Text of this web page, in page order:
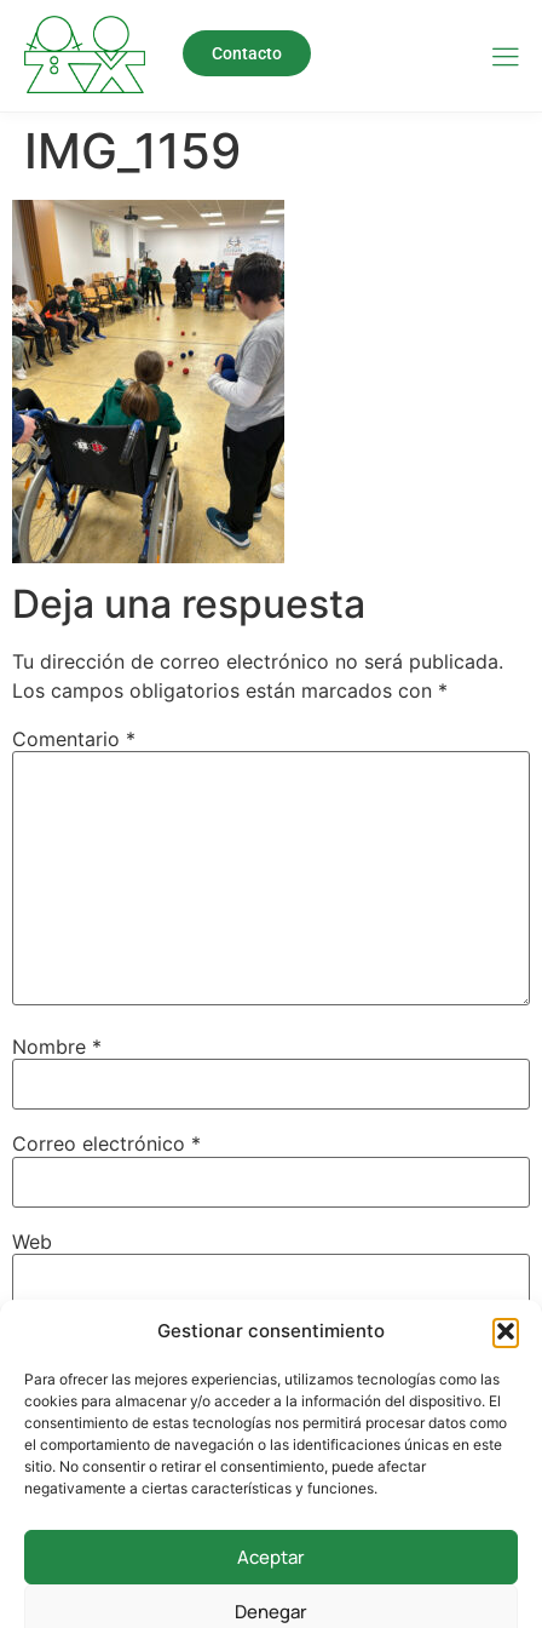
Gestionar consentimiento
Para ofrecer las mejores experiencias, utilizamos tecnologías como las
cookies para almacenar y/o acceder a la información del dispositivo. El
consentimiento de estas tecnologías nos permitirá procesar datos como
el comportamiento de navegación o las identificaciones únicas en este
sitio. No consentir o retirar el consentimiento, puede afectar
negativamente a ciertas características y funciones.
Aceptar
Denegar
Contacto
IMG_1159
Deja una respuesta
Tu dirección de correo electrónico no será publicada.
Los campos obligatorios están marcados con *
Comentario *
Nombre *
Correo electrónico *
Web
navegador para la próxima vez que comente.